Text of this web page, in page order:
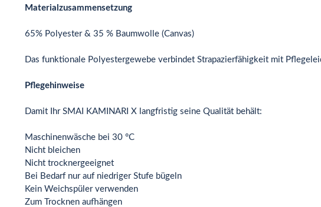
Materialzusammensetzung
65% Polyester & 35 % Baumwolle (Canvas)
Das funktionale Polyestergewebe verbindet Strapazierfähigkeit mit
Pflegehinweise
Damit Ihr SMAI KAMINARI X langfristig seine Qualität behält:
Maschinenwäsche bei 30 °C
Nicht bleichen
Nicht trocknergeeignet
Bei Bedarf nur auf niedriger Stufe bügeln
Kein Weichspüler verwenden
Zum Trocknen aufhängen